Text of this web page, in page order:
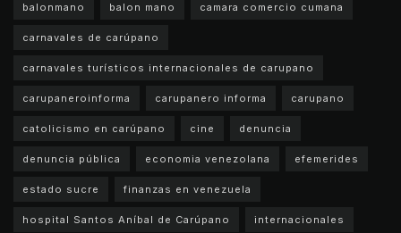
balonmano balon mano camara comercio cumana
carnavales de carúpano
carnavales turísticos internacionales de carupano
carupaneroinforma carupanero informa carupano
catolicismo en carúpano cine denuncia
denuncia pública economia venezolana efemerides
estado sucre finanzas en venezuela
hospital Santos Aníbal de Carúpano internacionales